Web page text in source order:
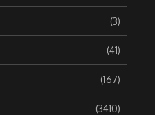
(3)
(41)
(167)
(3410)